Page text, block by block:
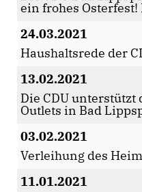
ein frohes
24.03.2021
Haushaltsrede der
13.02.2021
Die CDU unterstützt
Outlets in Bad
03.02.2021
Verleihung des
11.01.2021